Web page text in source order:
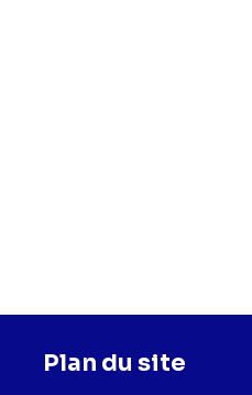
Plan du site